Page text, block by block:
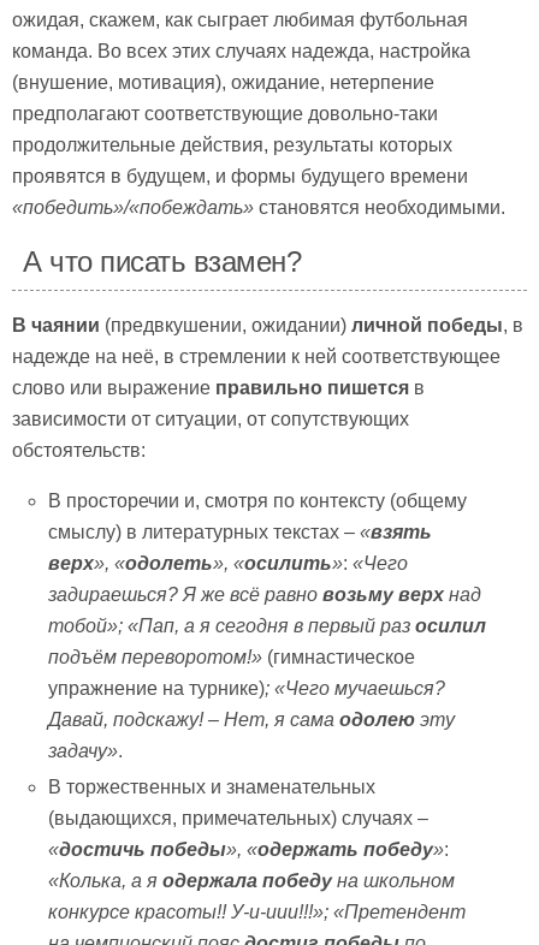
ожидая, скажем, как сыграет любимая футбольная
команда. Во всех этих случаях надежда, настройка
(внушение, мотивация), ожидание, нетерпение
предполагают соответствующие довольно-таки
продолжительные действия, результаты которых
проявятся в будущем, и формы будущего времени
«победить»/«побеждать» становятся необходимыми.
А что писать взамен?
В чаянии (предвкушении, ожидании) личной победы, в
надежде на неё, в стремлении к ней соответствующее
слово или выражение правильно пишется в
зависимости от ситуации, от сопутствующих
обстоятельств:
В просторечии и, смотря по контексту (общему
смыслу) в литературных текстах –«взять
верх», «одолеть», «осилить»:«Чего
задираешься? Я же всё равновозьму верх над
тобой»; «Пап, а я сегодня в первый разосилил
подъём переворотом!» (гимнастическое
упражнение на турнике); «Чего мучаешься?
Давай, подскажу! – Нет, я самаодолею эту
задачу».
В торжественных и знаменательных
(выдающихся, примечательных) случаях –
«достичь победы», «одержать победу»:
«Колька, а яодержала победуна школьном
конкурсе красоты!! У-и-иии!!!»; «Претендент